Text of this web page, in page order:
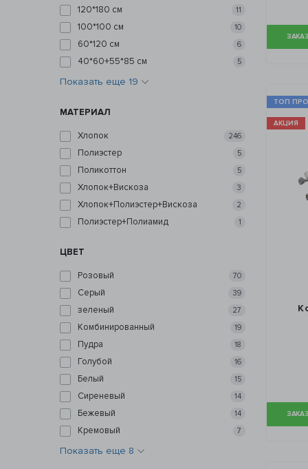
120*180 см 11
100*100 см 10
60*120 см 6
40*60+55*85 см 5
Показать еще 19
МАТЕРИАЛ
Хлопок 246
Полиэстер 5
Поликоттон 5
Хлопок+Вискоза 3
Хлопок+Полиэстер+Вискоза 2
Полиэстер+Полиамид 1
ЦВЕТ
Розовый 70
Серый 39
зеленый 27
Комбинированный 19
Пудра 18
Голубой 16
Белый 15
Сиреневый 14
Бежевый 14
Кремовый 7
Показать еще 8
ТОП
АКЦИЯ